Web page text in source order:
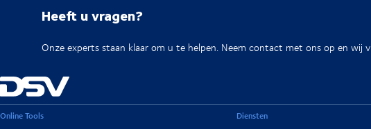
Heeft u vragen?
Onze experts staan klaar om u te helpen. Neem contact met ons op en wij
Online Tools Diensten